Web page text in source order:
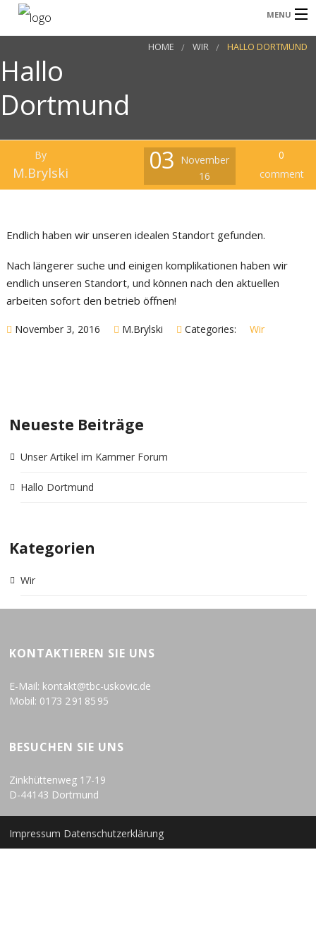
MENU
HOME
GALERIE
KONTAKT
HOME WIR HALLO DORTMUND
Hallo
Dortmund
By
M.Brylski 03 November
16
0
comment
Endlich haben wir unseren idealen Standort gefunden.
Nach längerer suche und einigen komplikationen haben wir
endlich unseren Standort, und können nach den aktuellen
arbeiten sofort den betrieb öffnen!
November 3, 2016 M.Brylski Categories: Wir
Neueste Beiträge
Unser Artikel im Kammer Forum
Hallo Dortmund
Kategorien
Wir
KONTAKTIEREN SIE UNS
E-Mail: kontakt@tbc-uskovic.de
Mobil: 0173 2 91 85 95
BESUCHEN SIE UNS
Zinkhüttenweg 17-19
D-44143 Dortmund
Impressum Datenschutzerklärung